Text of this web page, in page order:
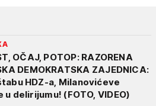
OČAJ, POTOP: RAZORENA
DEMOKRATSKA ZAJEDNICA:
HDZ-a, Milanovićeve
delirijumu! (FOTO, VIDEO)